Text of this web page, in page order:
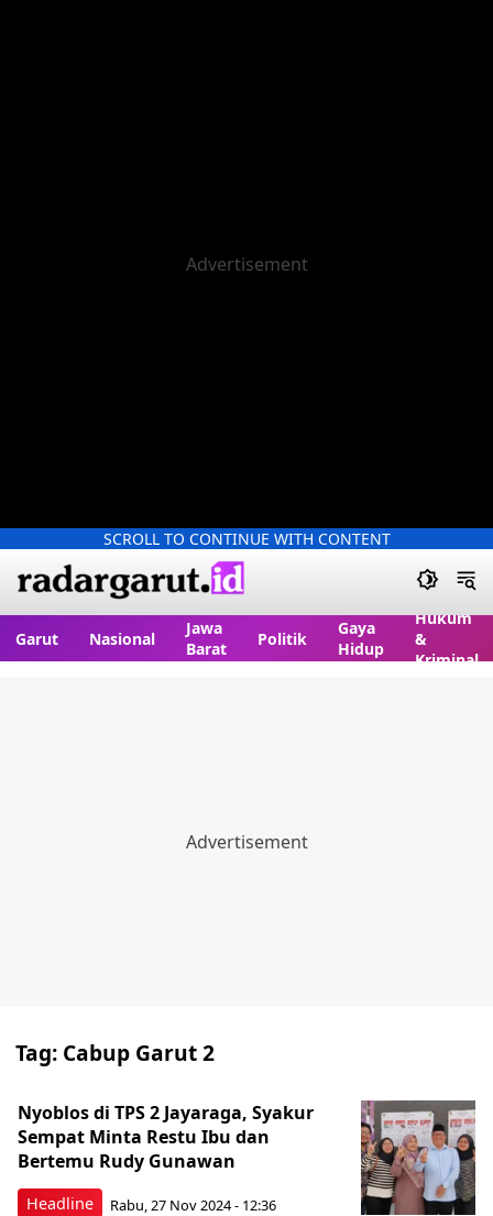
SCROLL TO CONTINUE WITH CONTENT
Garut Nasional
Jawa
Barat
Politik
Gaya
Hidup
Hukum
&
Kriminal
Tag: Cabup Garut 2
Headline
Nyoblos di TPS 2 Jayaraga, Syakur
Sempat Minta Restu Ibu dan
Bertemu Rudy Gunawan
Rabu, 27 Nov 2024 - 12:36